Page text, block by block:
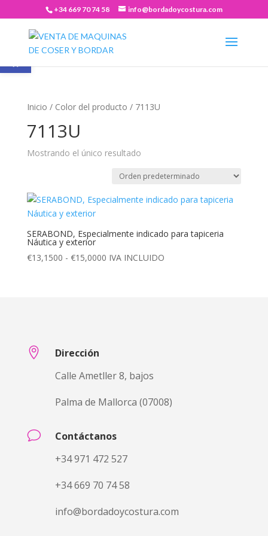
Abrir barra de herramientas
+34 669 70 74 58 info@bordadoycostura.com
Inicio / Color del producto / 7113U
7113U
Mostrando el único resultado
SERABOND, Especialmente indicado para tapiceria
Náutica y exterior
€13,1500 - €15,0000Rango
IVA INCLUIDO

Dirección
Calle Ametller 8, bajos
Palma de Mallorca (07008)
v
Contáctanos
+34 971 472 527
+34 669 70 74 58
info@bordadoycostura.com